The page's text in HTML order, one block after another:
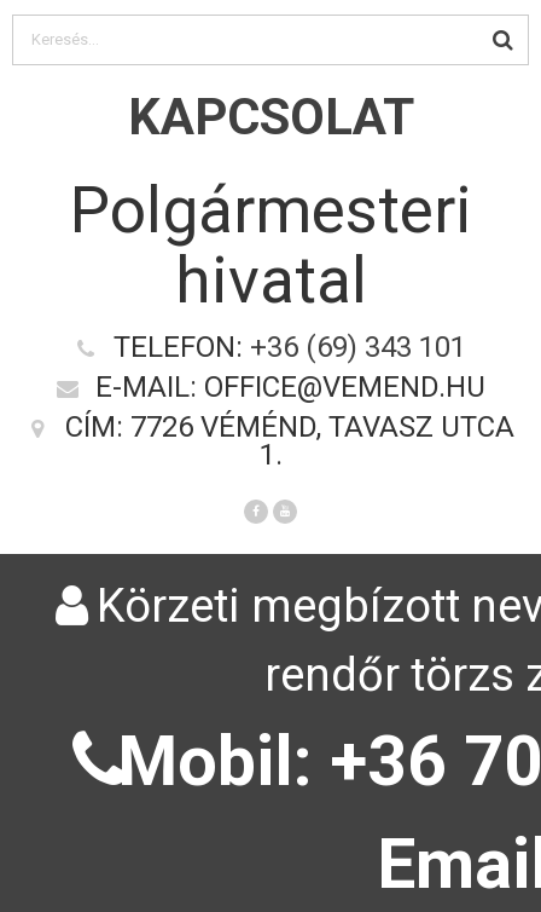
KAPCSOLAT
Polgármesteri
hivatal
TELEFON: +36 (69) 343 101
E-MAIL: OFFICE@VEMEND.HU
CÍM: 7726 VÉMÉND, TAVASZ UTCA
1.
Körzeti megbízott
rendőr törzs
Mobil: +36